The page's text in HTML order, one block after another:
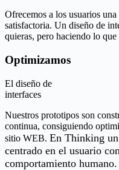
Ofrecemos a los usuarios
satisfactoria. Un diseño de
quieras, pero haciendo lo que
Optimizamos
El diseño de
interfaces
Nuestros prototipos son
continua, consiguiendo
sitio WEB. En Thinking
centrado en el usuario
comportamiento humano.